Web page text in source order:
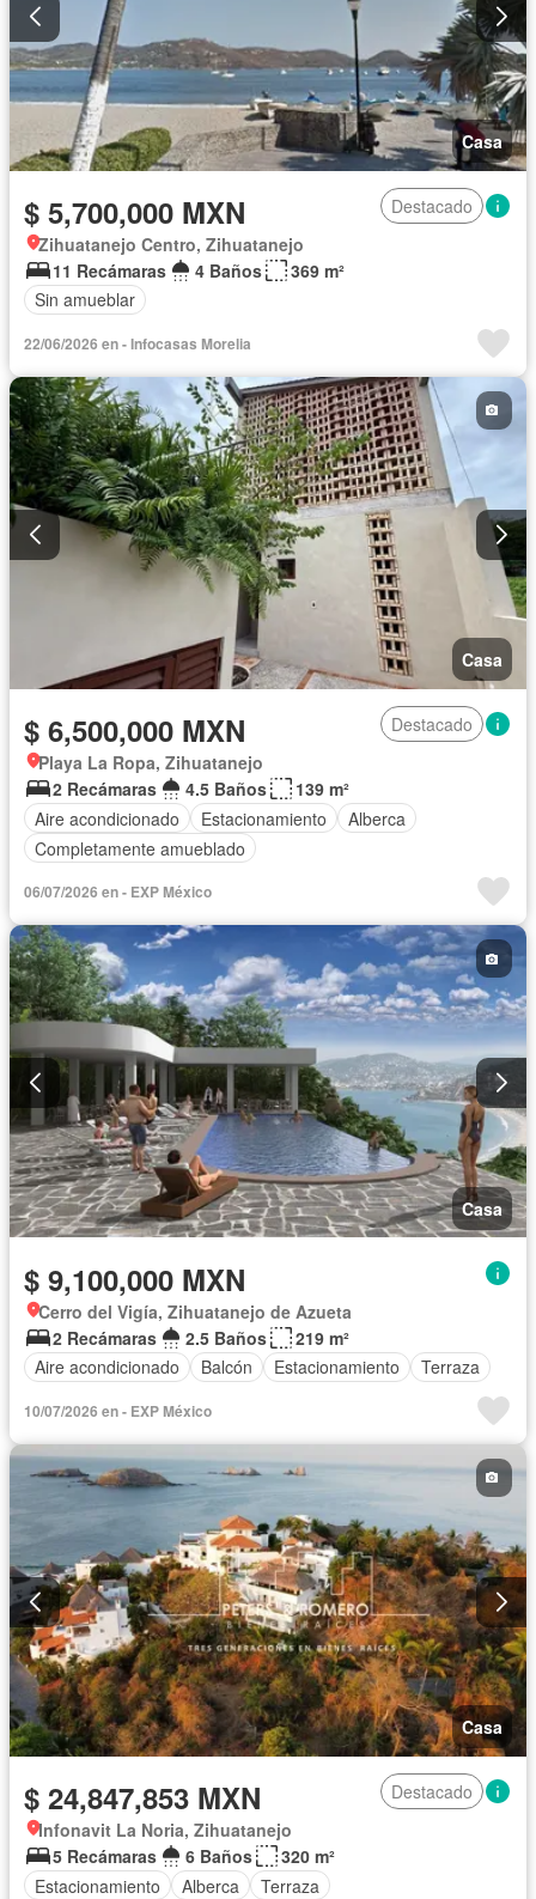
Casa
$ 5,700,000 MXN
Destacado
Zihuatanejo Centro, Zihuatanejo
11 Recámaras
4 Baños
369 m²
Sin amueblar
22/06/2026 en - Infocasas Morelia
Casa
$ 6,500,000 MXN
Destacado
Playa La Ropa, Zihuatanejo
2 Recámaras
4.5 Baños
139 m²
Aire acondicionado
Estacionamiento
Alberca
Completamente amueblado
06/07/2026 en - EXP México
Casa
$ 9,100,000 MXN
Cerro del Vigía, Zihuatanejo de Azueta
2 Recámaras
2.5 Baños
219 m²
Aire acondicionado
Balcón Estacionamiento Terraza
10/07/2026 en - EXP México
Casa
$ 24,847,853 MXN
Destacado
Infonavit La Noria, Zihuatanejo
5 Recámaras
6 Baños
320 m²
Estacionamiento
Alberca Terraza